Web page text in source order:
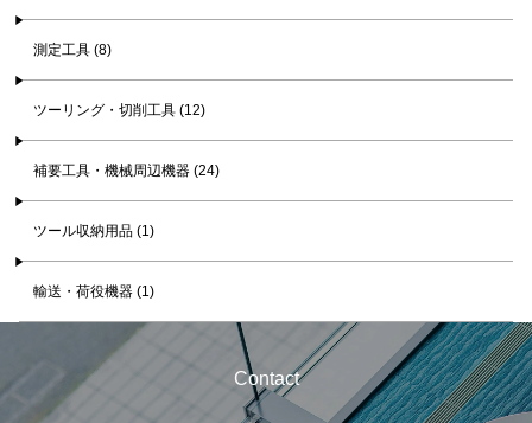
測定工具 (8)
ツーリング・切削工具 (12)
補要工具・機械周辺機器 (24)
ツール収納用品 (1)
輸送・荷役機器 (1)
Contact